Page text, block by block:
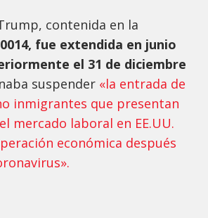
contenida en la
fue extendida en junio
el 31 de diciembre
suspender «la entrada de
inmigrantes que presentan
mercado laboral en EE.UU.
económica después